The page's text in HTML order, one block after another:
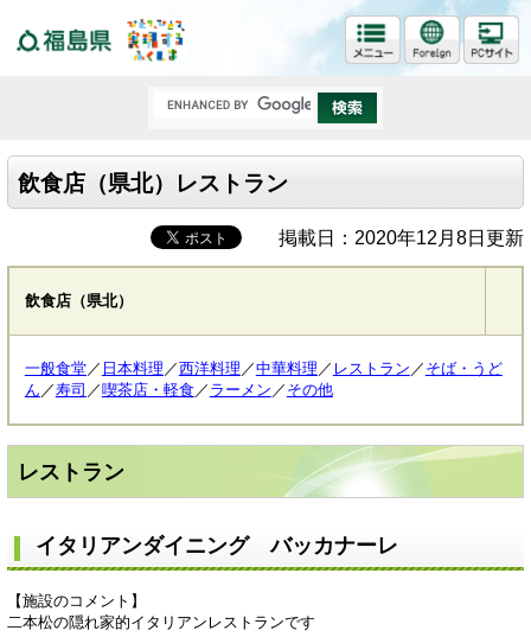
飲食店（県北）レストラン
掲載日：2020年12月8日更新
飲食店（県北）
一般食堂／ 日本料理 ／西洋料理 ／中華料理 ／ レストラン ／ そば・うど
ん ／寿司 ／喫茶店・軽食／ ラーメン ／ その他
レストラン
イタリアンダイニング バッカナーレ
【施設のコメント】
二本松の隠れ家的イタリアンレストランです